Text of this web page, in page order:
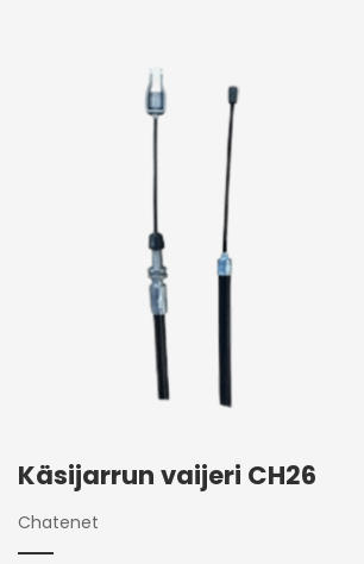
Käsijarrun vaijeri CH26
Chatenet